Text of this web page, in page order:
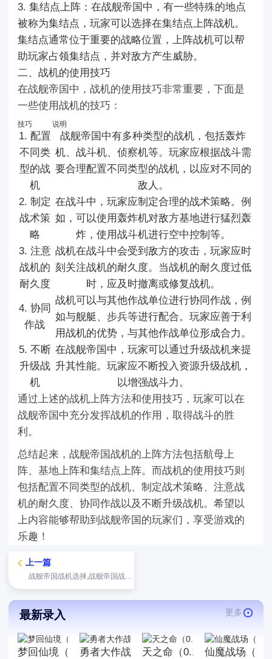
3. 集结点上阵：在战舰帝国中，有一些特殊的地点
被称为集结点，玩家可以选择在集结点上阵战机。
集结点通常位于重要的战略位置，上阵战机可以帮
助玩家占领集结点，并对敌方产生威胁。
二、战机的使用技巧
在战舰帝国中，战机的使用技巧非常重要，下面是
一些使用战机的技巧：
技巧 说明
1. 配置
不同类
型的战
机
战舰帝国中有多种类型的战机，包括轰炸
机、战斗机、侦察机等。玩家应根据战斗需
要合理配置不同类型的战机，以应对不同的
敌人。
2. 制定
战术策
略
在战斗中，玩家应制定合理的战术策略。例
如，可以使用轰炸机对敌方基地进行猛烈轰
炸，使用战斗机进行空中控制等。
3. 注意
战机的
耐久度
战机在战斗中会受到敌方的攻击，玩家应时
刻关注战机的耐久度。当战机的耐久度过低
时，应及时撤离或修复战机。
4. 协同
作战
战机可以与其他作战单位进行协同作战，例
如与舰艇、步兵等进行配合。玩家应善于利
用战机的优势，与其他作战单位形成合力。
5. 不断
升级战
机
在战舰帝国中，玩家可以通过升级战机来提
升其性能。玩家应不断投入资源升级战机，
以增强战斗力。
通过上述的战机上阵方法和使用技巧，玩家可以在
战舰帝国中充分发挥战机的作用，取得战斗的胜
利。
总结起来，战舰帝国战机的上阵方法包括航母上
阵、基地上阵和集结点上阵。而战机的使用技巧则
包括配置不同类型的战机、制定战术策略、注意战
机的耐久度、协同作战以及不断升级战机。希望以
上内容能够帮助到战舰帝国的玩家们，享受游戏的
乐趣！
上一篇
战舰帝国战机选择,战舰帝国战机要怎么上阵
最新录入 更多
梦回仙境（0.1折官方版）勇者大作战（0.1折魔性挖矿）
天之命（0.1折钜惠爽充）
仙魔战场（